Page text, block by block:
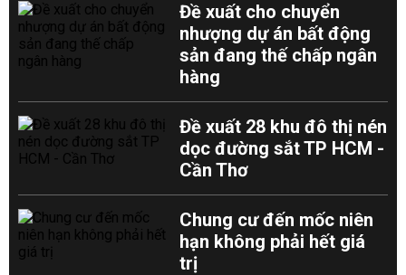
Đề xuất cho chuyển
nhượng dự án bất động
sản đang thế chấp ngân
hàng
Đề xuất 28 khu đô thị nén
dọc đường sắt TP HCM -
Cần Thơ
Chung cư đến mốc niên
hạn không phải hết giá
trị